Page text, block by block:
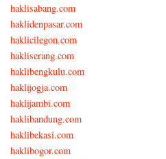
haklisabang.com
haklidenpasar.com
haklicilegon.com
hakliserang.com
haklibengkulu.com
haklijogja.com
haklijambi.com
haklibandung.com
haklibekasi.com
haklibogor.com